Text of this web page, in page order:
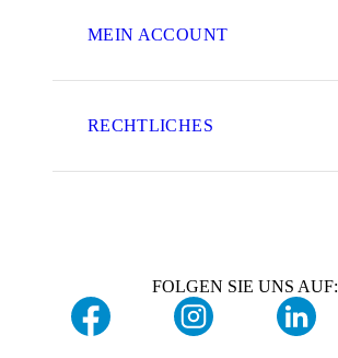
MEIN ACCOUNT
RECHTLICHES
FOLGEN SIE UNS AUF: